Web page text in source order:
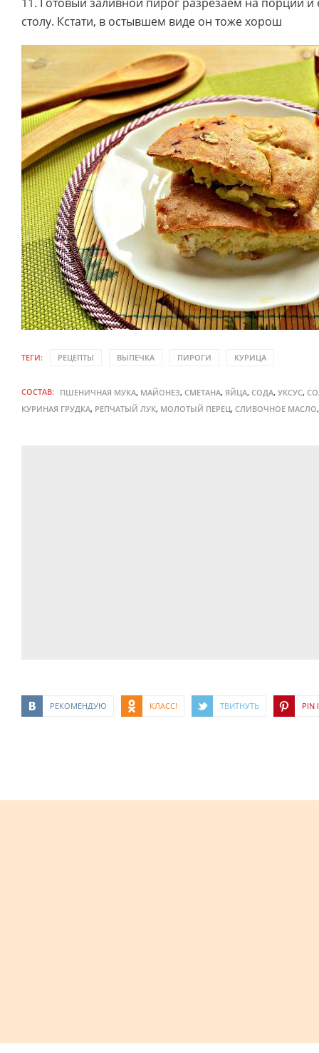
столу. Кстати, в остывшем виде он тоже хорош
ТЕГИ: РЕЦЕПТЫ ВЫПЕЧКА ПИРОГИ КУРИЦА
СОСТАВ: ПШЕНИЧНАЯ МУКА, МАЙОНЕЗ, СМЕТАНА, ЯЙЦА, СОДА, УКСУС,
КУРИНАЯ ГРУДКА, РЕПЧАТЫЙ ЛУК, МОЛОТЫЙ ПЕРЕЦ, СЛИВОЧНОЕ МАСЛО
РЕКОМЕНДУЮ КЛАСС! ТВИТНУТЬ PIN